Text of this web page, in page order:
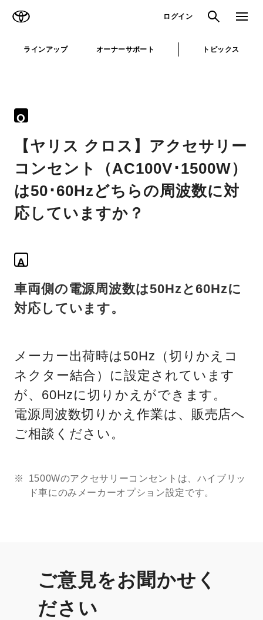
ログイン 検索 メニュ
ラインアップ オーナーサポート トピックス
Q
【ヤリス クロス】アクセサリー
コンセント（AC100V･1500W）
は50･60Hzどちらの周波数に対
応していますか？
A
車両側の電源周波数は50Hzと60Hzに
対応しています。
メーカー出荷時は50Hz（切りかえコ
ネクター結合）に設定されています
が、60Hzに切りかえができます。
電源周波数切りかえ作業は、販売店へ
ご相談ください。
1500Wのアクセサリーコンセントは、ハイブリッ
ド車にのみメーカーオプション設定です。
ご意見をお聞かせく
ださい